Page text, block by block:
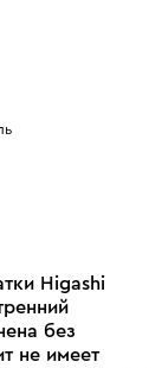
Higashi
без
не имеет